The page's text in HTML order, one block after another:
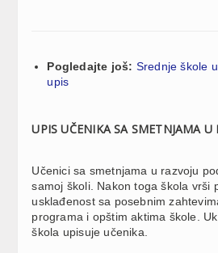
Pogledajte još: Srednje škole
upis
UPIS UČENIKA SA SMETNJAMA U
Učenici sa smetnjama u razvoju
samoj školi. Nakon toga škola vrši
usklađenost sa posebnim
programa i opštim aktima škole.
škola upisuje učenika.